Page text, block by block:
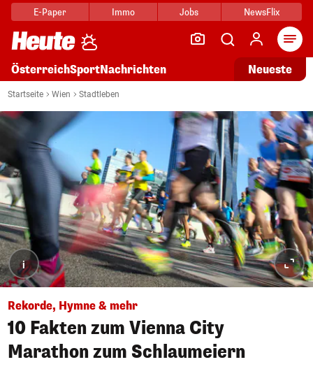
E-Paper Immo Jobs NewsFlix
ÖsterreichSportNachrichten Neueste
Startseite Wien Stadtleben
i
Rekorde, Hymne & mehr
10 Fakten zum Vienna City
Marathon zum Schlaumeiern